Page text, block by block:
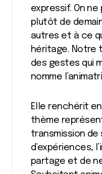
expressif. On ne
plutôt de
autres et à ce
héritage. Notre
des gestes qui
nomme
Elle renchérit
thème
transmission de
d’expériences,
partage et de